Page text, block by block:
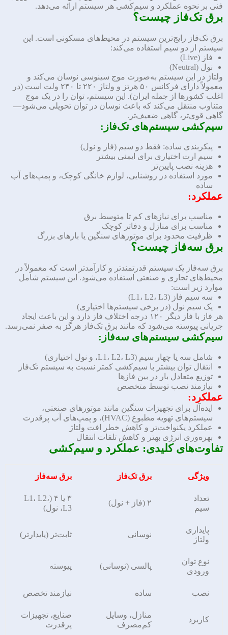
فنی بر نحوه عملکرد و سیم‌کشی هر سیستم ارائه می‌دهد.
برق تک‌فاز چیست؟
برق تک‌فاز رایج‌ترین سیستم در محیط‌های مسکونی است. این
سیستم از دو سیم استفاده می‌کند:
فاز (Live)
نول (Neutral)
ولتاژ در این سیستم به‌صورت موج سینوسی نوسان می‌کند و
معمولاً دارای فرکانس ۵۰ هرتز و ولتاژ ۲۲۰ تا ۲۴۰ ولت است (در
اغلب کشورها از جمله ایران). این سیستم، توان را در یک موج
متناوب منتقل می‌کند که باعث نوسان در توان تحویلی می‌شود—
گاهی قوی‌تر، گاهی ضعیف‌تر.
سیم‌کشی سیستم‌های تک‌فاز:
پیکربندی ساده: فقط دو سیم (فاز و نول)
سیم ارت اختیاری برای ایمنی بیشتر
هزینه نصب پایین‌تر
مورد استفاده در روشنایی، لوازم خانگی کوچک، و پمپ‌های آب
ساده
عملکرد:
مناسب برای نیازهای کم تا متوسط برق
مناسب برای منازل و دفاتر کوچک
ظرفیت محدود برای موتورهای سنگین یا بارهای بزرگ
برق سه‌فاز چیست؟
برق سه‌فاز یک سیستم قدرتمندتر و کارآمدتر است که معمولاً در
محیط‌های تجاری و صنعتی استفاده می‌شود. این سیستم شامل
موارد زیر است:
سه سیم فاز (L1، L2، L3)
یک سیم نول (در برخی سیستم‌ها اختیاری)
هر فاز با فاز دیگر ۱۲۰ درجه اختلاف فاز دارد و این باعث ایجاد
جریانی پیوسته می‌شود که مانند برق تک‌فاز هرگز به صفر نمی‌رسد.
سیم‌کشی سیستم‌های سه‌فاز:
شامل سه یا چهار سیم (L1، L2، L3، و نول اختیاری)
انتقال توان بیشتر با سیم‌کشی کمتر نسبت به سیستم تک‌فاز
توزیع متعادل بار در بین فازها
نیازمند نصب توسط متخصص
عملکرد:
ایده‌آل برای تجهیزات سنگین مانند موتورهای صنعتی،
سیستم‌های تهویه مطبوع (HVAC)، و پمپ‌های آب پرقدرت
عملکرد یکنواخت‌تر و کاهش خطر افت ولتاژ
بهره‌وری انرژی بهتر و کاهش تلفات انتقال
تفاوت‌های کلیدی: عملکرد و سیم‌کشی
ویژگی برق تک‌فاز برق سه‌فاز
تعداد
سیم
۲ (فاز + نول)
۳ یا ۴ (L1، L2،
L3، نول)
پایداری
ولتاژ
نوسانی ثابت‌تر (پایدارتر)
نوع توان
ورودی
پالسی (نوسانی) پیوسته
نصب ساده نیازمند تخصص
کاربرد
منازل، وسایل
کم‌مصرف
صنایع، تجهیزات
پرقدرت